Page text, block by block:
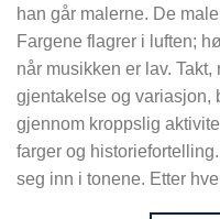
han går malerne. De
Fargene flagrer i luften;
når musikken er lav.
gjentakelse og
gjennom kroppslig
farger og
seg inn i tonene. Etter